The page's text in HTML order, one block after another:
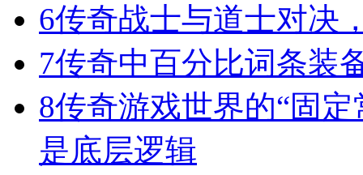
6传奇战士与道士对决
7传奇中百分比词条装
8传奇游戏世界的“固
是底层逻辑